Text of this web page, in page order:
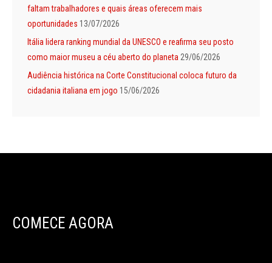
faltam trabalhadores e quais áreas oferecem mais
oportunidades 13/07/2026
Itália lidera ranking mundial da UNESCO e reafirma seu posto
como maior museu a céu aberto do planeta 29/06/2026
Audiência histórica na Corte Constitucional coloca futuro da
cidadania italiana em jogo 15/06/2026
COMECE AGORA